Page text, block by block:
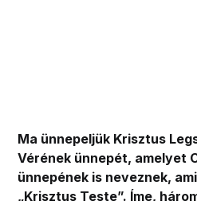
Ma ünnepeljük Krisztus
Vérének ünnepét, amelyet
ünnepének is neveznek,
„Krisztus Teste”. Íme,